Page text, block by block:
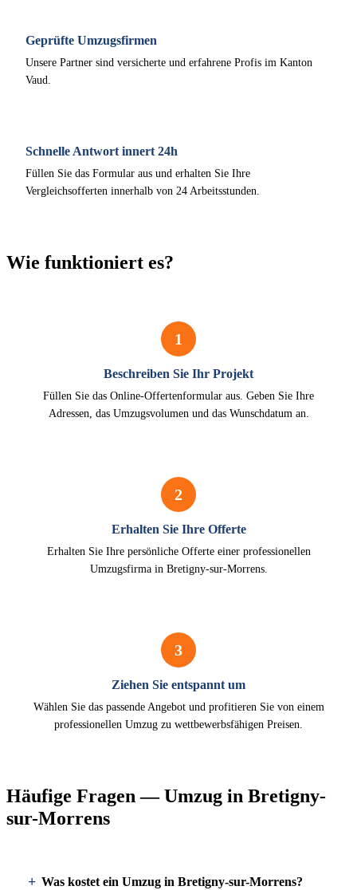
Geprüfte Umzugsfirmen
Unsere Partner sind versicherte und erfahrene Profis im Kanton
Vaud.
Schnelle Antwort innert 24h
Füllen Sie das Formular aus und erhalten Sie Ihre
Vergleichsofferten innerhalb von 24 Arbeitsstunden.
Wie funktioniert es?
1
Beschreiben Sie Ihr Projekt
Füllen Sie das Online-Offertenformular aus. Geben Sie Ihre
Adressen, das Umzugsvolumen und das Wunschdatum an.
2
Erhalten Sie Ihre Offerte
Erhalten Sie Ihre persönliche Offerte einer professionellen
Umzugsfirma in Bretigny-sur-Morrens.
3
Ziehen Sie entspannt um
Wählen Sie das passende Angebot und profitieren Sie von einem
professionellen Umzug zu wettbewerbsfähigen Preisen.
Häufige Fragen — Umzug in Bretigny-
sur-Morrens
Was kostet ein Umzug in Bretigny-sur-Morrens?